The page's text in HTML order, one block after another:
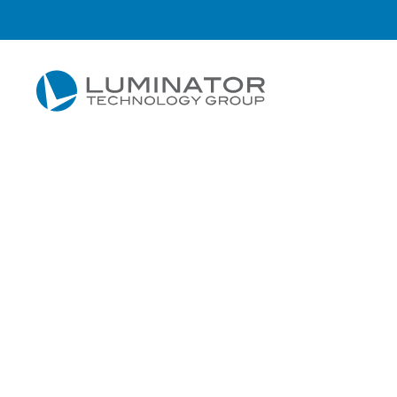
Skip to main content